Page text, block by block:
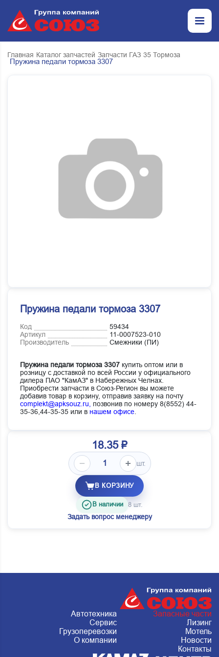
Главная Каталог запчастей Запчасти ГАЗ 35 Тормоза
Пружина педали тормоза 3307
Пружина педали тормоза 3307
Код
59434
Артикул
11-0007523-010
Производитель
Смежники (ПИ)
Пружина педали тормоза 3307 купить оптом или в
розницу с доставкой по всей России у официального
дилера ПАО "КамАЗ" в Набережных Челнах.
Приобрести запчасти в Союз-Регион вы можете
добавив товар в корзину, отправив заявку на почту
complekt@apksouz.ru,
позвонив по номеру 8(8552) 44-
35-36,44-35-35 или в нашем офисе
18.35 ₽
шт.
В КОРЗИНУ
В наличии 8 шт.
Задать вопрос менеджеру
Автотехника
Запасные части
Сервис
Лизинг
Грузоперевозки
Мотель
О компании
Новости
Контакты